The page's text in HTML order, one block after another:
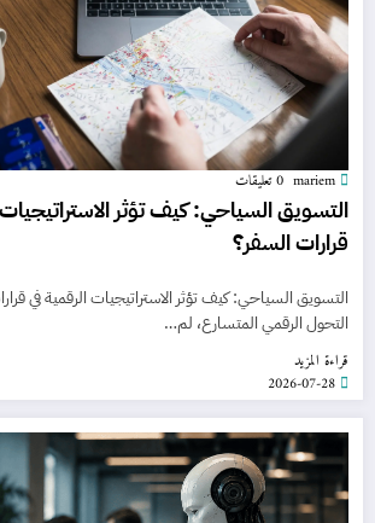
mariem 0 تعليقات
التسويق السياحي: كيف تؤثر
قرارات السفر؟
التسويق السياحي: كيف تؤثر الاستراتيجيات الرقمية في
التحول الرقمي المتسارع، لم…
قراءة المزيد
2026-07-28